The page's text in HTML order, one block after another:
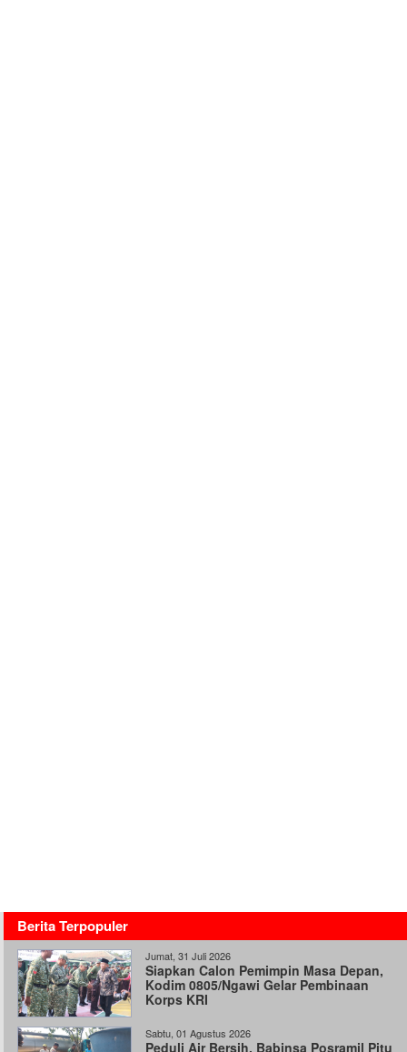
Berita Terpopuler
Jumat, 31 Juli 2026
Siapkan Calon Pemimpin Masa Depan,
Kodim 0805/Ngawi Gelar Pembinaan
Korps KRI
Sabtu, 01 Agustus 2026
Peduli Air Bersih, Babinsa Posramil Pitu